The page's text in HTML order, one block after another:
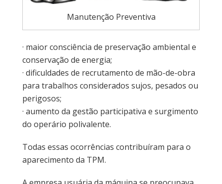
Manutenção Preventiva
· maior consciência de preservação ambiental e
conservação de energia;
· dificuldades de recrutamento de mão-de-obra
para trabalhos considerados sujos, pesados ou
perigosos;
· aumento da gestão participativa e surgimento
do operário polivalente.
Todas essas ocorrências contribuíram para o
aparecimento da TPM.